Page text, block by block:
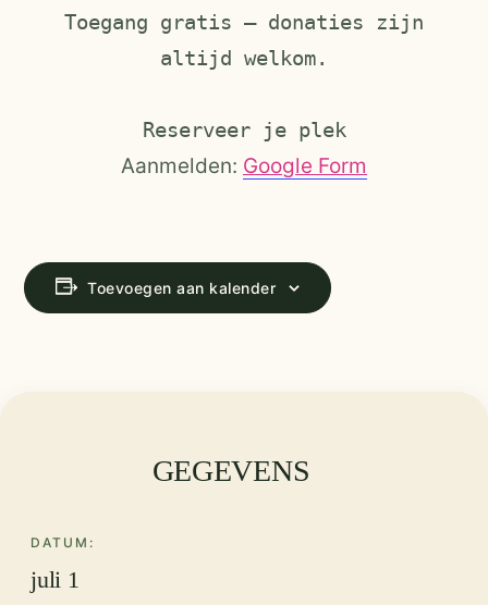
Toegang gratis — donaties zijn
altijd welkom.
Reserveer je plek
Aanmelden: Google Form
Toevoegen aan kalender
GEGEVENS
DATUM:
juli 1